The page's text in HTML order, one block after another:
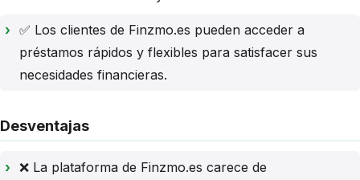
✅ Los clientes de Finzmo.es pueden acceder a
préstamos rápidos y flexibles para satisfacer sus
necesidades financieras.
Desventajas
❌ La plataforma de Finzmo.es carece de